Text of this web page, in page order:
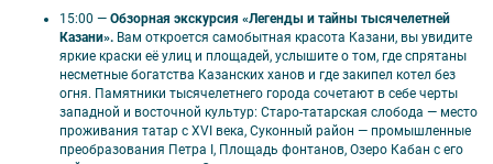
необходимо бронировать место по тарифу «Дети до 14 лет».
Стоимость детских тарифов вам рассчитает менеджер при
бронировании;
Тур не включает в себя организацию дороги до Казани и
обратно;
Программа тура может меняться без уменьшения общего
объема и качества услуг;
Стоимость тура указана в рубляхна 1 человека;
Если вы заказываете тур для 1 человека, размещение возможно
15:00 — Обзорная экскурсия «Легенды и тайны тысячелетней
Казани». Вам откроется самобытная красота Казани, вы увидите
яркие краски её улиц и площадей, услышите о том, где спрятаны
несметные богатства Казанских ханов и где закипел котел без
огня. Памятники тысячелетнего города сочетают в себе черты
западной и восточной культур: Старо-татарская слобода — место
проживания татар с XVI века, Суконный район — промышленные
преобразования Петра I, Площадь фонтанов, Озеро Кабан с его